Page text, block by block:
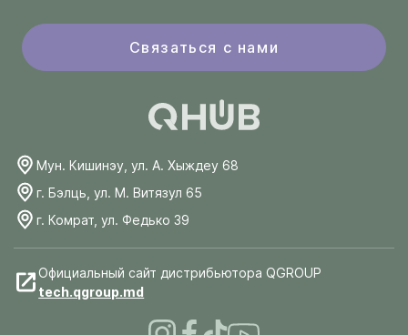
Связаться с нами
Мун. Кишинэу, ул. А. Хыждеу 68
г. Бэлць, ул. М. Витязул 65
г. Комрат, ул. Федько 39
Официальный сайт дистрибьютора QGROUP
tech.qgroup.md